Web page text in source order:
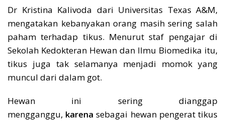
Dr Kristina Kalivoda dari Universitas Texas A&M,
mengatakan kebanyakan orang masih sering salah
paham terhadap tikus. Menurut staf pengajar di
Sekolah Kedokteran Hewan dan Ilmu Biomedika itu,
tikus juga tak selamanya menjadi momok yang
muncul dari dalam got.
Hewan ini sering dianggap
mengganggu, karena sebagai hewan pengerat tikus